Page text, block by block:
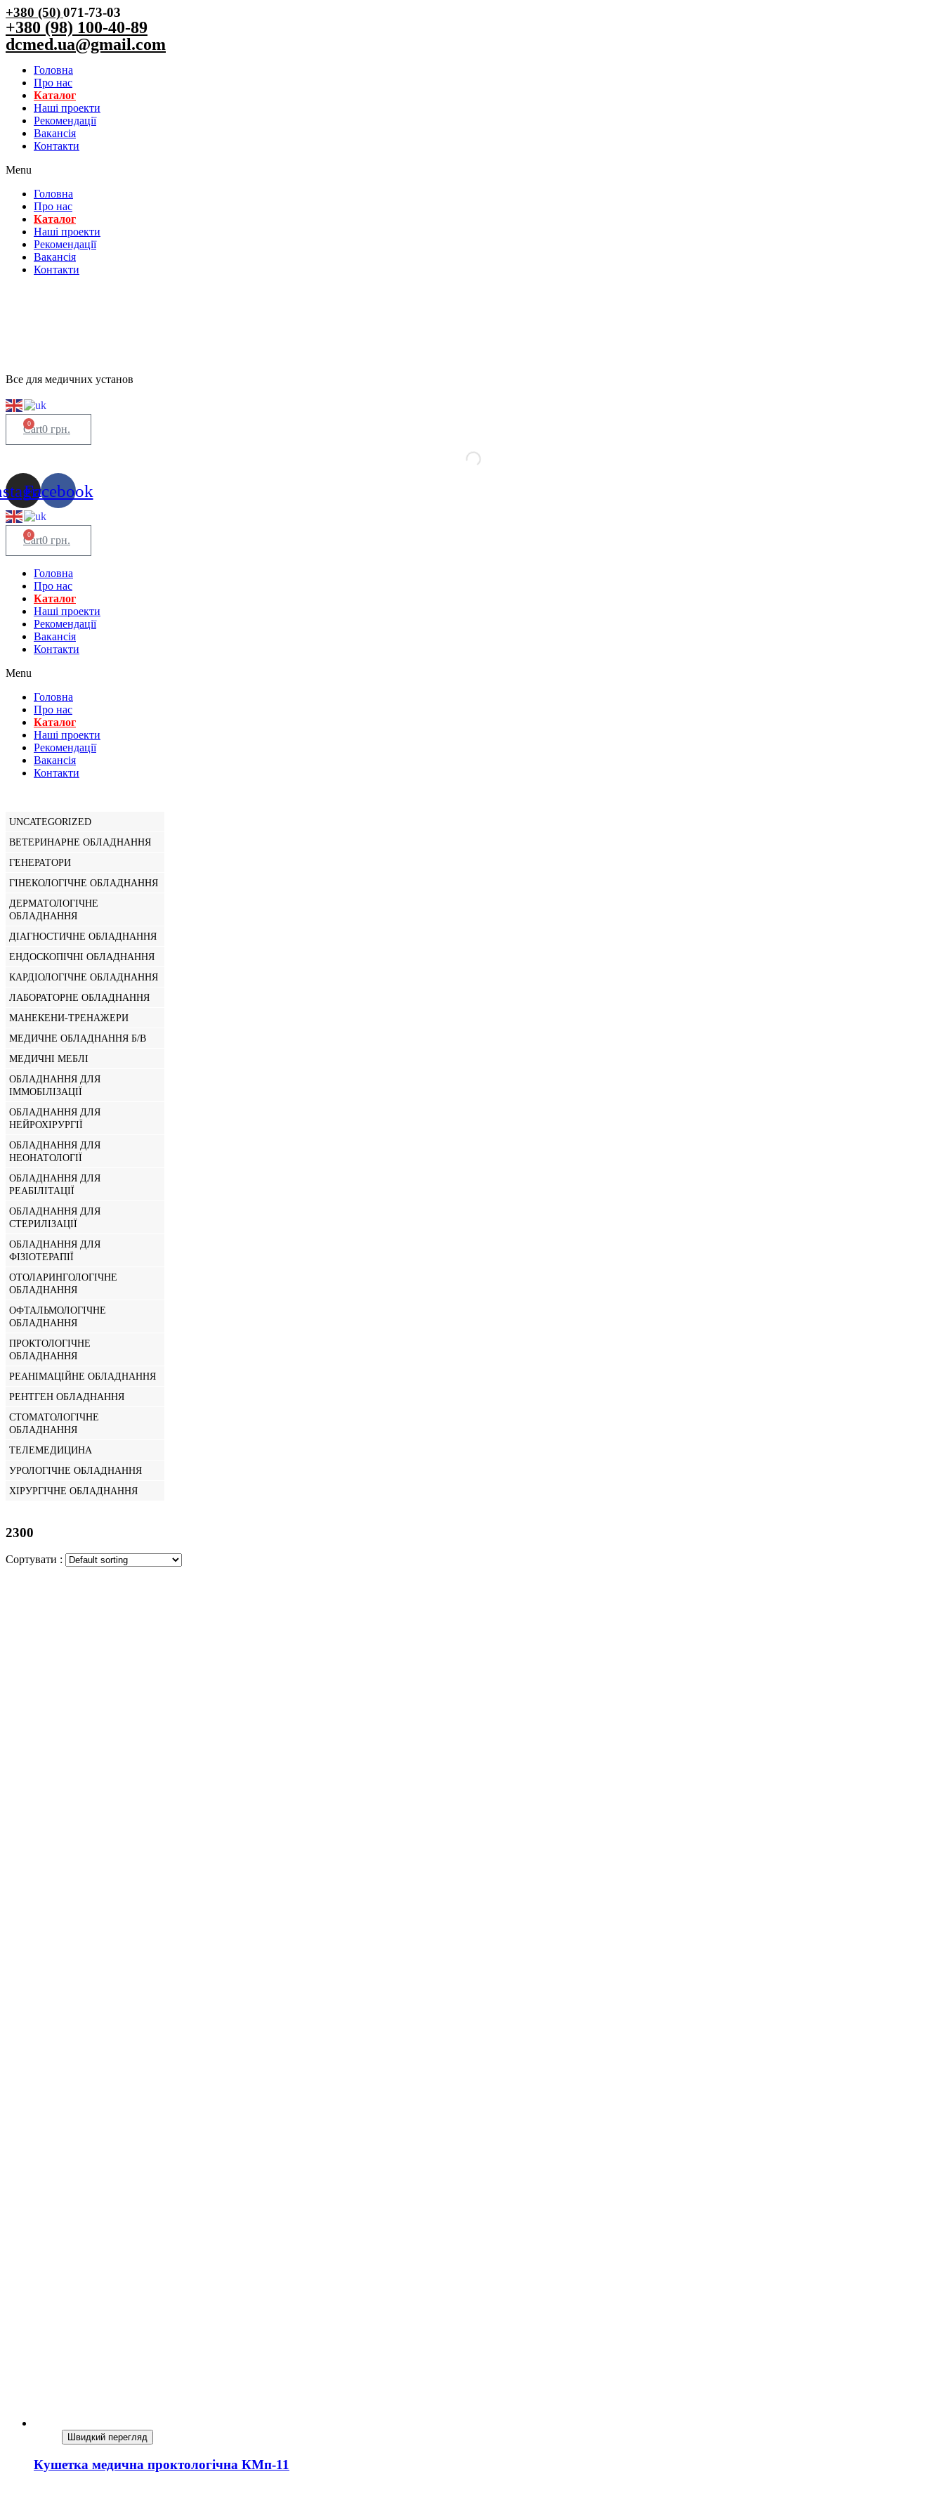
+380 (50)071-73-03
+380 (98) 100-40-89
dcmed.ua@gmail.com
Головна
Про нас
Каталог
Нашi проекти
Рекомендації
Вакансiя
Контакти
Menu
Головна
Про нас
Каталог
Нашi проекти
Рекомендації
Вакансiя
Контакти
Все для медичних установ
0 грн.
0
Cart
Facebook
0 грн.
0
Cart
Головна
Про нас
Каталог
Нашi проекти
Рекомендації
Вакансiя
Контакти
Menu
Головна
Про нас
Каталог
Нашi проекти
Рекомендації
Вакансiя
Контакти
UNCATEGORIZED
ВЕТЕРИНАРНЕ ОБЛАДНАННЯ
ГЕНЕРАТОРИ
ГІНЕКОЛОГІЧНЕ ОБЛАДНАННЯ
ДЕРМАТОЛОГІЧНЕ
ОБЛАДНАННЯ
ДІАГНОСТИЧНЕ ОБЛАДНАННЯ
ЕНДОСКОПІЧНІ ОБЛАДНАННЯ
КАРДІОЛОГІЧНЕ ОБЛАДНАННЯ
ЛАБОРАТОРНЕ ОБЛАДНАННЯ
МАНЕКЕНИ-ТРЕНАЖЕРИ
МЕДИЧНЕ ОБЛАДНАННЯ Б/В
МЕДИЧНІ МЕБЛІ
ОБЛАДНАННЯ ДЛЯ
ІММОБІЛІЗАЦІЇ
ОБЛАДНАННЯ ДЛЯ
НЕЙРОХІРУРГІЇ
ОБЛАДНАННЯ ДЛЯ
НЕОНАТОЛОГІЇ
ОБЛАДНАННЯ ДЛЯ
РЕАБІЛІТАЦІЇ
ОБЛАДНАННЯ ДЛЯ
СТЕРИЛІЗАЦІЇ
ОБЛАДНАННЯ ДЛЯ
ФІЗІОТЕРАПІЇ
ОТОЛАРИНГОЛОГІЧНЕ
ОБЛАДНАННЯ
ОФТАЛЬМОЛОГІЧНЕ
ОБЛАДНАННЯ
ПРОКТОЛОГІЧНЕ
ОБЛАДНАННЯ
РЕАНІМАЦІЙНЕ ОБЛАДНАННЯ
РЕНТГЕН ОБЛАДНАННЯ
СТОМАТОЛОГІЧНЕ
ОБЛАДНАННЯ
ТЕЛЕМЕДИЦИНА
УРОЛОГІЧНЕ ОБЛАДНАННЯ
ХІРУРГІЧНЕ ОБЛАДНАННЯ
2300
Сортувати :
Швидкий перегляд
Кушетка медична проктологічна КМп-11